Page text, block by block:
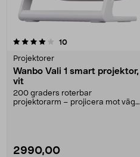
10recensioner
Projektorer
Wanbo Vali 1 smart projektor,
vit
200 graders roterbar
projektorarm – projicera mot vägg
2990,00
3.5 av 5 stjärnor